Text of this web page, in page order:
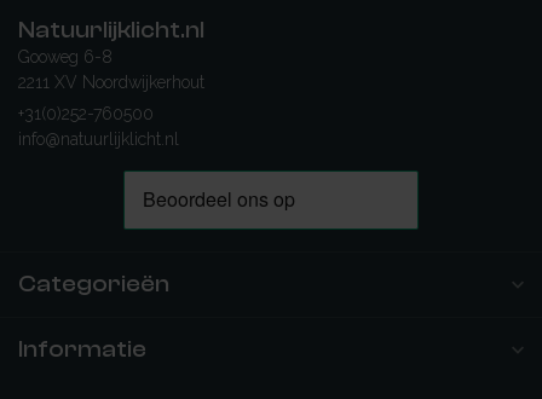
Natuurlijklicht.nl
Gooweg 6-8
2211 XV Noordwijkerhout
+31(0)252-760500
info@natuurlijklicht.nl
Categorieën
Informatie